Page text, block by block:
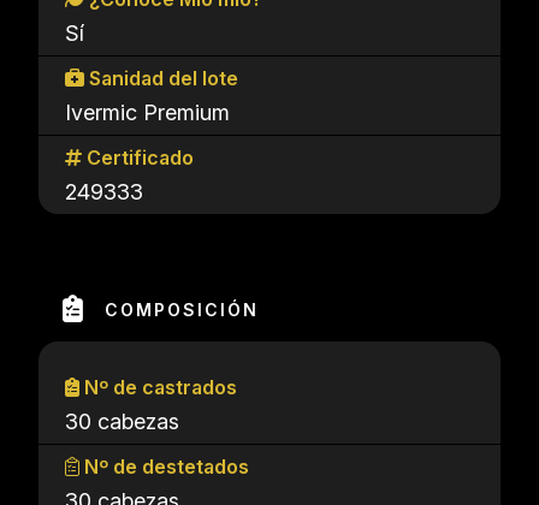
Sí
Sanidad del lote
Ivermic Premium
Certificado
249333
COMPOSICIÓN
Nº de castrados
30 cabezas
Nº de destetados